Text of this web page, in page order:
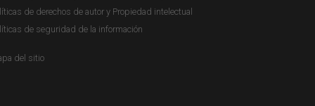
de derechos de autor y Propiedad intelectual
de seguridad de la información
del sitio